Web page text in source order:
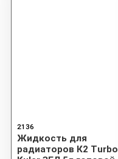
2136
Жидкость для
радиаторов К2 Turbo